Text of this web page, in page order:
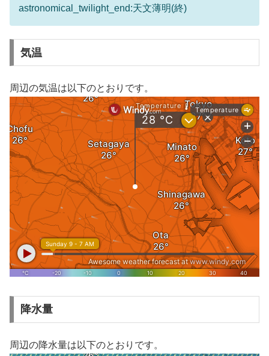
astronomical_twilight_end:天文薄明(終)
気温
周辺の気温は以下のとおりです。
降水量
周辺の降水量は以下のとおりです。